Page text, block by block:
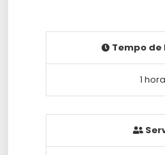
Tempo de
1 hora